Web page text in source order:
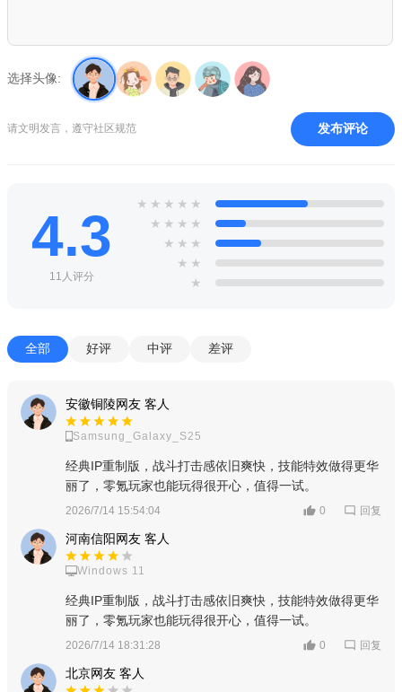
游戏特色：
蛋仔形象软萌可爱，自带真实物理碰撞效果，玩家可操控蛋
仔冲撞、翻滚、跳跃，与其他玩家或场景道具产生趣味互动。
性更强，配合海量关卡中的陷阱机关。
内置“趣玩制造”工坊，玩家无需专业知识，即可自由摆放道
具、设计地形、设置陷阱，打造专属创意关卡。
招式。
买盲盒。
融合闯关竞技、地图创作、社交互动、盲盒收集等多种元
素，既有无尽的随机关卡挑战，也能发挥创意自制地图。
选择头像:
请文明发言，遵守社区规范 发布评论
4.3
11人评分
★ ★ ★ ★ ★
★ ★ ★ ★
★ ★ ★
★ ★
★
全部 好评 中评 差评
安徽铜陵网友 客人
Samsung_Galaxy_S25
经典IP重制版，战斗打击感依旧爽快，技能特效做得更华
丽了，零氪玩家也能玩得很开心，值得一试。
2026/7/14 15:54:04 0 回复
河南信阳网友 客人
Windows 11
经典IP重制版，战斗打击感依旧爽快，技能特效做得更华
丽了，零氪玩家也能玩得很开心，值得一试。
2026/7/14 18:31:28 0 回复
北京网友 客人